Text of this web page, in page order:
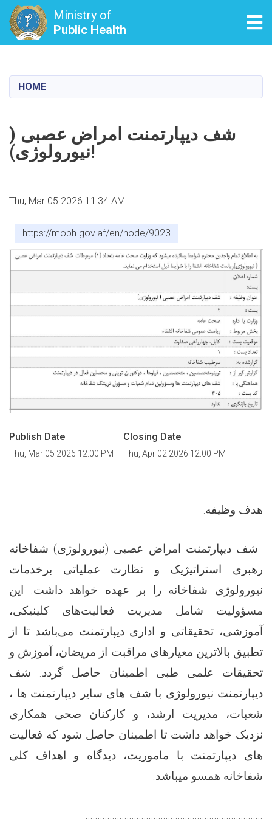
content
Ministry of
Public Health
HOME
شف دیپارتمنت امراض عصبی (
نیورولوژی)!
Thu, Mar 05 2026 11:34 AM
https://moph.gov.af/en/node/9023
Publish Date
Thu, Mar 05 2026 12:00 PM
Closing Date
Thu, Apr 02 2026 12:00 PM
هدف وظیفه:
شف دیپارتمنت امراض عصبی (نیورولوژی)شفاخانه
رهبری استراتیژیک و نظارت عملیاتی برخدمات
نیورولوژی شفاخانه را بر ‌عهده خواهد داشت. این
مسؤولیت شامل مدیریت فعالیت‌های کلینیکی،
آموزشی، تحقیقاتی و اداری دیپارتمنت می‌باشد تا از
تطبیق بالاترین معیارهای مراقبت از مریضان، آموزش و
تحقیقات علمی طبی اطمینان حاصل گردد. شف
دیپارتمنت نیورولوژی با شف های سایر دیپارتمنت ها ،
شعبات، مدیریت ارشد، و کارکنان صحی همکاری
نزدیک خواهد داشت تا اطمینان حاصل شود که فعالیت
های دیپارتمنت با ماموریت، دیدگاه و اهداف کلی
شفاخانه همسو میباشد.